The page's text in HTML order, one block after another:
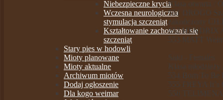
Niebezpieczne krycia
Wczesna neurologiczna
stymulacja szczeniąt
Kształtowanie zachowania się
szczeniąt
Stary pies w hodowli
Mioty planowane
Mioty aktualne
Archiwum miotów
Dodaj ogłoszenie
Dla kogo weimar
Klasa otwarta /
551 DROGO
zakończony
552 HENDRIX
553 MATT
Suki - Females
Klasa
554 Born To Be
555 FREYA It`s
556 TELIMENA